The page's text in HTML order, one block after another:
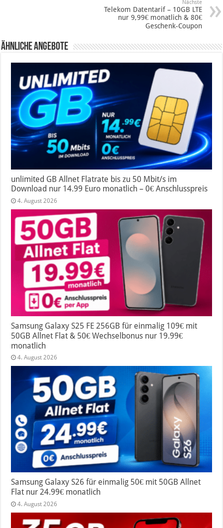
Nächste
Telekom Datentarif – 10GB LTE
nur 9,99€ monatlich & 80€
Geschenk-Coupon
Ähnliche Angebote
unlimited GB Allnet Flatrate bis zu 50 Mbit/s im
Download nur 14.99 Euro monatlich – 0€ Anschlusspreis
4. August 2026
Samsung Galaxy S25 FE 256GB für einmalig 109€ mit
50GB Allnet Flat & 50€ Wechselbonus nur 19.99€
monatlich
4. August 2026
Samsung Galaxy S26 für einmalig 50€ mit 50GB Allnet
Flat nur 24.99€ monatlich
4. August 2026